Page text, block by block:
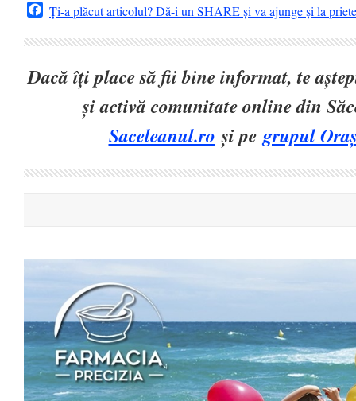
Facebook
Ți-a plăcut articolul? Dă-i un SHARE și va ajunge și la
Dacă îți place să fii bine informat, te
și activă comunitate online din
Saceleanul.ro și pegrupul